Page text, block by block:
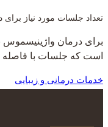
تعداد جلسات مورد نیاز
برای درمان واژینیسموس
است که جلسات با فاصله
خدمات درمانی و زیبایی